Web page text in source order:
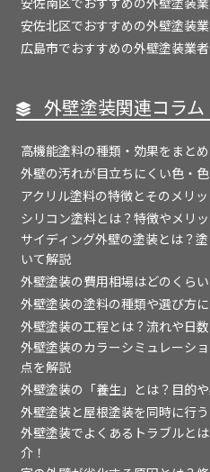
安佐北区でおすすめの外壁塗装
広島市でおすすめの外壁塗装業
外壁塗装関連コラム
高機能塗料の種類・効果をまと
外壁の汚れが目立ちにくい色・
アクリル塗料の特徴とそのメリ
シリコン塗料とは？特徴やメリ
サイディング外壁の塗装とは？
いて解説
外壁塗装の費用相場はどのくら
外壁塗装の塗料の種類や選び方に
外壁塗装の工程とは？流れや日
外壁塗装のカラーシミュレーシ
点を解説
外壁塗装の「養生」とは？目的
外壁塗装と屋根塗装を同時に行
外壁塗装でよくあるトラブルと
介！